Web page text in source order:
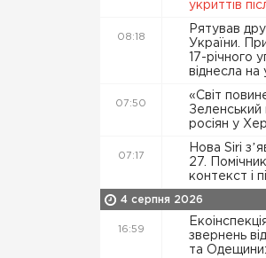
укриттів
08:18
Рятував
України.
17-річного
віднесла на
07:50
«Світ
Зеленський
росіян у
07:17
Нова Siri
27.
контекст і
4 серпня 2026
16:59
звернень
та